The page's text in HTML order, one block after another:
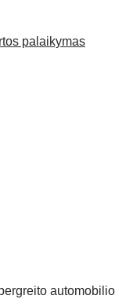
palaikymas
automobilio